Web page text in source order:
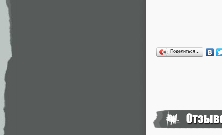
Поделиться…